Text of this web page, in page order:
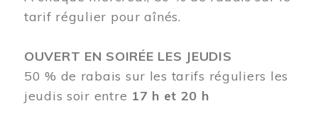
tarif régulier pour aînés.
OUVERT EN SOIRÉE LES JEUDIS
50 % de rabais sur les tarifs réguliers les
jeudis soir entre 17 h et 20 h